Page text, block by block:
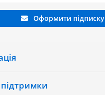
Оформити підписку